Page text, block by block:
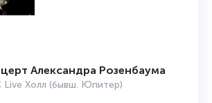
Александра Розенбаума
Холл (бывш. Юпитер)